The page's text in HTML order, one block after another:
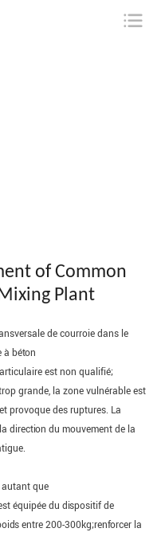
of Common
Plant
de courroie dans le
à béton
est non qualifié;
grande, la zone vulnérable est
provoque des ruptures. La
direction du mouvement de la
autant que
équipée du dispositif de
entre 200-300kg;renforcer la